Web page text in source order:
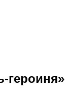
героиня»